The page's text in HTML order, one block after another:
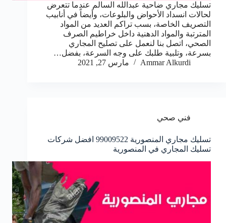
تسليك مجاري ضاحية عبدالله السالم عندما تتعرض
لحالات انسداد الأحواض والبلوعات، وأيضاً في أنابيب
التصريف الخاصة، بسب تراكم العديد من المواد
المترتبة والمواد الدهنية داخل خراطيم الصرف
الصحي، اتصل بنا لنعمل على تصليح المجاري
بسرعة، وتلبية طلبك على وجه السرعة، بفضل…
Ammar Alkurdi
مارس 27, 2021
فني صحي
تسليك مجاري المنصورية 99009522 افضل شركات
تسليك المجاري في المنصورية